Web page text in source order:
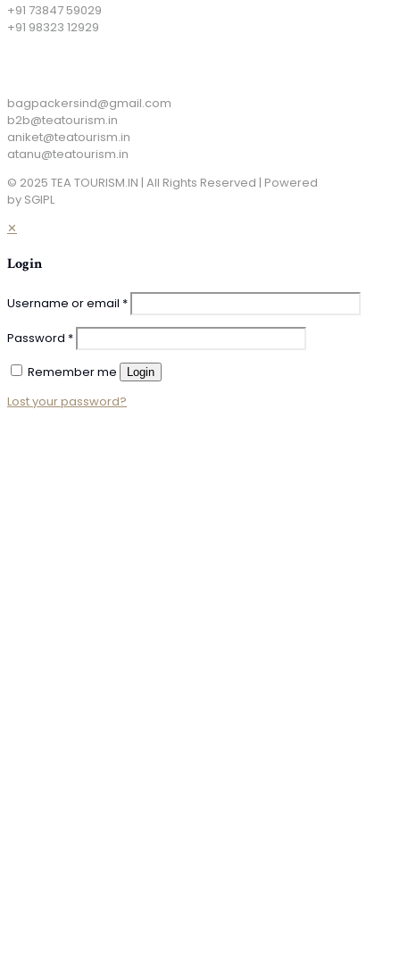
+91 73847 59029
+91 98323 12929
bagpackersind@gmail.com
b2b@teatourism.in
aniket@teatourism.in
atanu@teatourism.in
© 2025 TEA TOURISM.IN | All Rights Reserved | Powered
by SGIPL
✕
Login
Username or email *
Password *
Remember me
Login
Lost your password?